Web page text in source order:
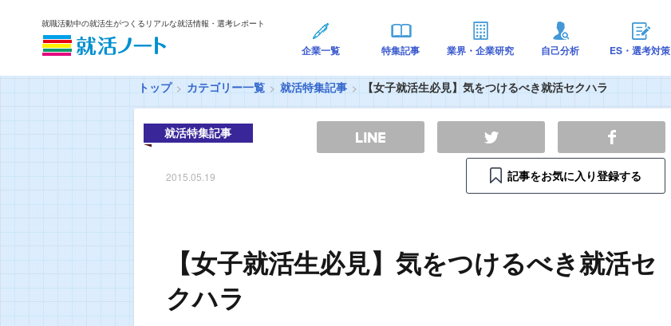
就職活動中の就活生がつくるリアルな就活情報・選考レポート
企業一覧 特集記事 業界・企業研究 自己分析 ES・選考対策
トップ カテゴリー一覧 就活特集記事 【女子就活生必見】気をつけるべき就活セクハラ
就活特集記事
2015.05.19 記事をお気に入り登録する
【女子就活生必見】気をつけるべき就活セ
クハラ